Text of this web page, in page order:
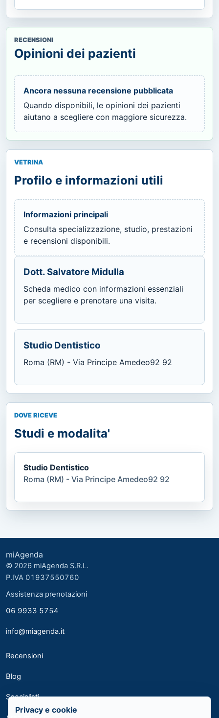
RECENSIONI
Opinioni dei pazienti
Ancora nessuna recensione pubblicata
Quando disponibili, le opinioni dei pazienti
aiutano a scegliere con maggiore sicurezza.
VETRINA
Profilo e informazioni utili
Informazioni principali
Consulta specializzazione, studio, prestazioni
e recensioni disponibili.
Dott. Salvatore Midulla
Scheda medico con informazioni essenziali
per scegliere e prenotare una visita.
Studio Dentistico
Roma (RM) - Via Principe Amedeo92 92
DOVE RICEVE
Studi e modalita'
Studio Dentistico
Roma (RM) - Via Principe Amedeo92 92
miAgenda
© 2026 miAgenda S.R.L.
P.IVA 01937550760
Assistenza prenotazioni
06 9933 5754
info@miagenda.it
Recensioni
Blog
Specialisti
Privacy e cookie